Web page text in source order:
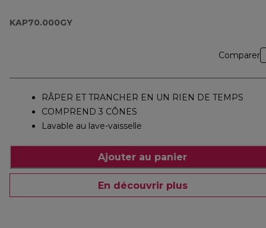
KAP70.000GY
Comparer
RÂPER ET TRANCHER EN UN RIEN DE TEMPS
COMPREND 3 CÔNES
Lavable au lave-vaisselle
Ajouter au panier
En découvrir plus